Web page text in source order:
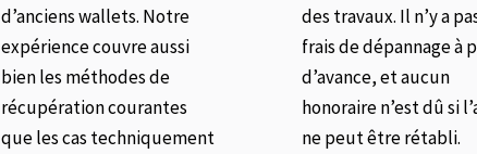
d’anciens wallets. Notre
expérience couvre aussi
bien les méthodes de
récupération courantes
que les cas techniquement
des travaux. Il n’y a
frais de dépannage à
d’avance, et aucun
honoraire n’est dû si
ne peut être rétabli.